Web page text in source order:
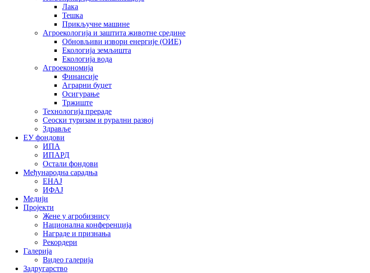
Лака
Тешка
Прикључне машине
Агроекологија и заштита животне средине
Обновљиви извори енергије (ОИЕ)
Екологија земљишта
Екологија вода
Агроекономија
Финансије
Аграрни буџет
Осигурање
Тржиште
Технологија прераде
Сеоски туризам и рурални развој
Здравље
ЕУ фондови
ИПА
ИПАРД
Остали фондови
Међународна сарадња
ЕНАЈ
ИФАЈ
Медији
Пројекти
Жене у агробизнису
Национална конференција
Награде и признања
Рекордери
Галерија
Видео галерија
Задругарство